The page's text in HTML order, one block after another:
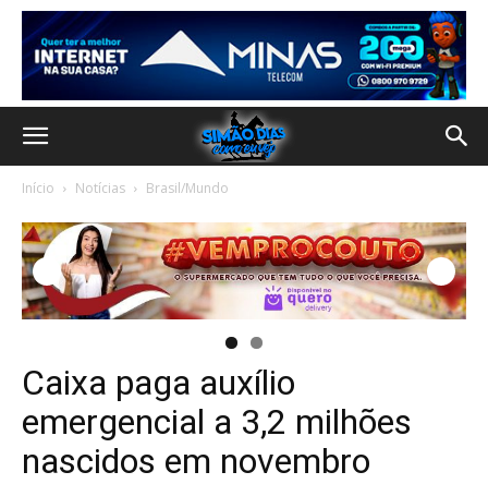
Início Notícias Brasil/Mundo
Caixa paga auxílio
emergencial a 3,2 milhões
nascidos em novembro